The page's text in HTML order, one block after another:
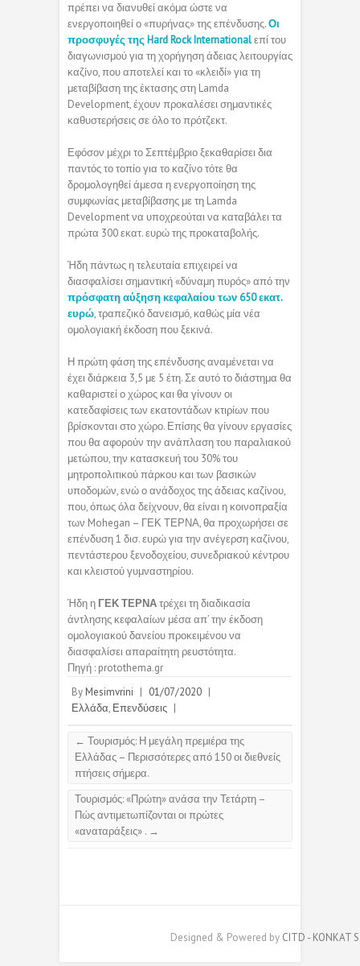
πρέπει να διανυθεί ακόμα ώστε να
ενεργοποιηθεί ο «πυρήνας» της επένδυσης.Οι
προσφυγές της Hard Rock Internationalεπί του
διαγωνισμού για τη χορήγηση άδειας λειτουργίας
καζίνο, που αποτελεί και το «κλειδί» για τη
μεταβίβαση της έκτασης στη Lamda
Development, έχουν προκαλέσει σημαντικές
καθυστερήσεις σε όλο το πρότζεκτ.
Εφόσον μέχρι το Σεπτέμβριο ξεκαθαρίσει δια
παντός το τοπίο για το καζίνο τότε θα
δρομολογηθεί άμεσα η ενεργοποίηση της
συμφωνίας μεταβίβασης με τη Lamda
Development να υποχρεούται να καταβάλει τα
πρώτα 300 εκατ. ευρώ της προκαταβολής.
Ήδη πάντως η τελευταία επιχειρεί να
διασφαλίσει σημαντική «δύναμη πυρός» από την
πρόσφατη αύξηση κεφαλαίου των 650 εκατ.
ευρώ, τραπεζικό δανεισμό, καθώς μία νέα
ομολογιακή έκδοση που ξεκινά.
Η πρώτη φάση της επένδυσης αναμένεται να
έχει διάρκεια 3,5 με 5 έτη. Σε αυτό το διάστημα θα
καθαριστεί ο χώρος και θα γίνουν οι
κατεδαφίσεις των εκατοντάδων κτιρίων που
βρίσκονται στο χώρο. Επίσης θα γίνουν εργασίες
που θα αφορούν την ανάπλαση του παραλιακού
μετώπου, την κατασκευή του 30% του
μητροπολιτικού πάρκου και των βασικών
υποδομών, ενώ ο ανάδοχος της άδειας καζίνου,
που, όπως όλα δείχνουν, θα είναι η κοινοπραξία
των Mohegan – ΓΕΚ ΤΕΡΝΑ, θα προχωρήσει σε
επένδυση 1 δισ. ευρώ για την ανέγερση καζίνου,
πεντάστερου ξενοδοχείου, συνεδριακού κέντρου
και κλειστού γυμναστηρίου.
Ήδη η ΓΕΚ ΤΕΡΝΑτρέχει τη διαδικασία
άντλησης κεφαλαίων μέσα απ’ την έκδοση
ομολογιακού δανείου προκειμένου να
διασφαλίσει απαραίτητη ρευστότητα.
Πηγή : protothema.gr
By Mesimvrini | 01/07/2020 |
Ελλάδα, Επενδύσεις |
← Τουρισμός: Η μεγάλη πρεμιέρα της
Ελλάδας – Περισσότερες από 150 οι διεθνείς
πτήσεις σήμερα.
Τουρισμός: «Πρώτη» ανάσα την Τετάρτη –
Πώς αντιμετωπίζονται οι πρώτες
«αναταράξεις» . →
Designed & Powered by CITD - KONKAT